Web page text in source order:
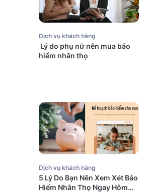
Dịch vụ khách hàng
Lý do phụ nữ nên mua bảo
hiểm nhân thọ
Dịch vụ khách hàng
5 Lý Do Bạn Nên Xem Xét Bảo
Hiểm Nhân Thọ Ngay Hôm